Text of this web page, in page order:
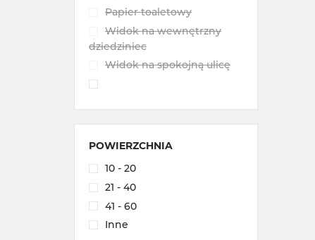
Papier toaletowy
Widok na wewnętrzny
dziedziniec
Widok na spokojną ulicę
POWIERZCHNIA
10 - 20
21 - 40
41 - 60
Inne